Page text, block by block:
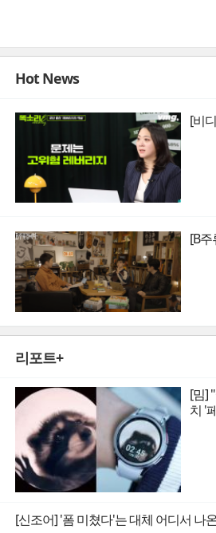
Hot News
[비
[B
리포트+
[밈]
치 '
[신조어] '폼 미쳤다'는 대체 어디서 나